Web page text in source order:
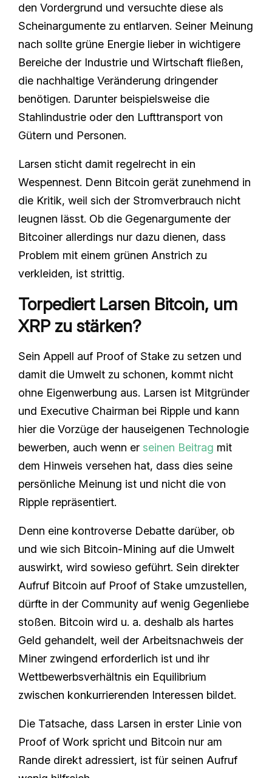
den Vordergrund und versuchte diese als
Scheinargumente zu entlarven. Seiner Meinung
nach sollte grüne Energie lieber in wichtigere
Bereiche der Industrie und Wirtschaft fließen,
die nachhaltige Veränderung dringender
benötigen. Darunter beispielsweise die
Stahlindustrie oder den Lufttransport von
Gütern und Personen.
Larsen sticht damit regelrecht in ein
Wespennest. Denn Bitcoin gerät zunehmend in
die Kritik, weil sich der Stromverbrauch nicht
leugnen lässt. Ob die Gegenargumente der
Bitcoiner allerdings nur dazu dienen, dass
Problem mit einem grünen Anstrich zu
verkleiden, ist strittig.
Torpediert Larsen Bitcoin, um
XRP zu stärken?
Sein Appell auf Proof of Stake zu setzen und
damit die Umwelt zu schonen, kommt nicht
ohne Eigenwerbung aus. Larsen ist Mitgründer
und Executive Chairman bei Ripple und kann
hier die Vorzüge der hauseigenen Technologie
bewerben, auch wenn er seinen Beitrag mit
dem Hinweis versehen hat, dass dies seine
persönliche Meinung ist und nicht die von
Ripple repräsentiert.
Denn eine kontroverse Debatte darüber, ob
und wie sich Bitcoin-Mining auf die Umwelt
auswirkt, wird sowieso geführt. Sein direkter
Aufruf Bitcoin auf Proof of Stake umzustellen,
dürfte in der Community auf wenig Gegenliebe
stoßen. Bitcoin wird u. a. deshalb als hartes
Geld gehandelt, weil der Arbeitsnachweis der
Miner zwingend erforderlich ist und ihr
Wettbewerbsverhältnis ein Equilibrium
zwischen konkurrierenden Interessen bildet.
Die Tatsache, dass Larsen in erster Linie von
Proof of Work spricht und Bitcoin nur am
Rande direkt adressiert, ist für seinen Aufruf